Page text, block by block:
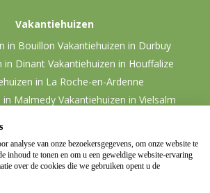
Vakantiehuizen
in Bouillon Vakantiehuizen in Durbuy
in Dinant Vakantiehuizen in Houffalize
in La Roche-en-Ardenne
in Malmedy Vakantiehuizen in Vielsalm
analyse van onze bezoekersgegevens, om onze website te
inhoud te tonen en om u een geweldige website-ervaring
over de cookies die we gebruiken opent u de